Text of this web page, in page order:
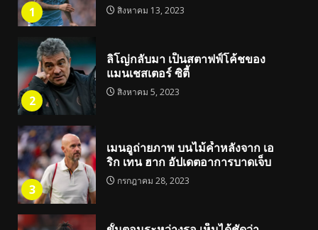
1 สิงหาคม 13, 2023
2
ลิโญ่กลับมา เป็นสตาฟฟ์โค้ชของ
แมนเชสเตอร์ ซิตี้
สิงหาคม 5, 2023
3
เมนอูถ่ายภาพ บนไม้ค้ำหลังจาก เอ
ริก เทน ฮาก อัปเดตอาการบาดเจ็บ
กรกฎาคม 28, 2023